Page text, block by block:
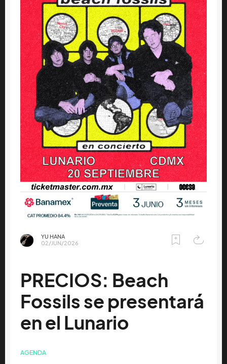
YU HANA
02/JUN/2026
PRECIOS: Beach
Fossils se presentará
en el Lunario
AGENDA